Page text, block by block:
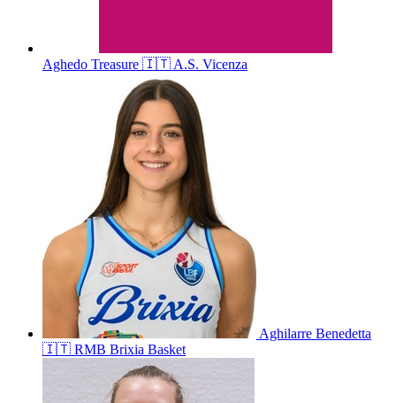
Aghedo Treasure 🇮🇹A.S. Vicenza
Aghilarre Benedetta
🇮🇹 RMB Brixia Basket